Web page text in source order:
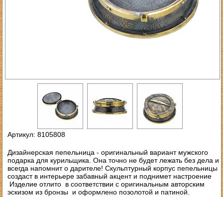
Артикул: 8105808
Дизайнерская пепельница - оригинальный вариант мужского
подарка для курильщика. Она точно не будет лежать без дела и
всегда напомнит о дарителе! Скульптурный корпус пепельницы
создаст в интерьере забавный акцент и поднимет настроение
Изделие отлито в соответствии с оригинальным авторским
эскизом из бронзы и оформлено позолотой и патиной.